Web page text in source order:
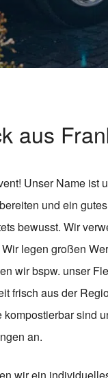
aus
Unser Name ist
und ein
bewusst. Wir
legen großen
wir bspw. unser
frisch aus der
sind
an.
wir ein